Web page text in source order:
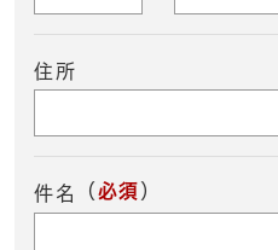
住所
件名 （ 必須 ）